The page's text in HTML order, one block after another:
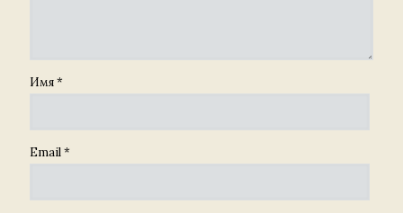
Имя*
Email*